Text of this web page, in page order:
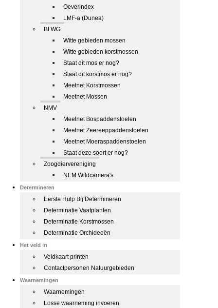
Oeverindex
LMF-a (Dunea)
BLWG
Witte gebieden mossen
Witte gebieden korstmossen
Staat dit mos er nog?
Staat dit korstmos er nog?
Meetnet Korstmossen
Meetnet Mossen
NMV
Meetnet Bospaddenstoelen
Meetnet Zeereeppaddenstoelen
Meetnet Moeraspaddenstoelen
Staat deze soort er nog?
Zoogdiervereniging
NEM Wildcamera's
Determineren
Eerste Hulp Bij Determineren
Determinatie Vaatplanten
Determinatie Korstmossen
Determinatie Orchideeën
Het veld in
Veldkaart printen
Contactpersonen Natuurgebieden
Waarnemingen
Waarnemingen
Losse waarneming invoeren